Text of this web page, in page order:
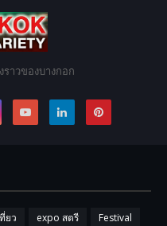
ราวของบางกอก
ยว expo สตรี
Festival